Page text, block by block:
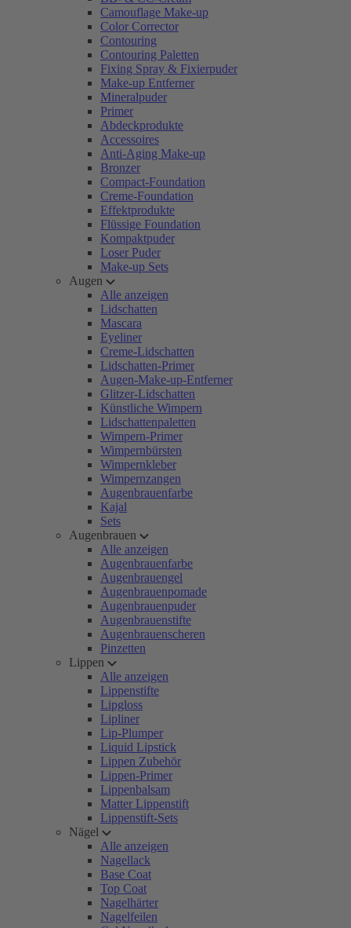
Camouflage Make-up
Color Corrector
Contouring
Contouring Paletten
Fixing Spray & Fixierpuder
Make-up Entferner
Mineralpuder
Primer
Abdeckprodukte
Accessoires
Anti-Aging Make-up
Bronzer
Compact-Foundation
Creme-Foundation
Effektprodukte
Flüssige Foundation
Kompaktpuder
Loser Puder
Make-up Sets
Augen
Alle anzeigen
Lidschatten
Mascara
Eyeliner
Creme-Lidschatten
Lidschatten-Primer
Augen-Make-up-Entferner
Glitzer-Lidschatten
Künstliche Wimpern
Lidschattenpaletten
Wimpern-Primer
Wimpernbürsten
Wimpernkleber
Wimpernzangen
Augenbrauenfarbe
Kajal
Sets
Augenbrauen
Alle anzeigen
Augenbrauenfarbe
Augenbrauengel
Augenbrauenpomade
Augenbrauenpuder
Augenbrauenstifte
Augenbrauenscheren
Pinzetten
Lippen
Alle anzeigen
Lippenstifte
Lipgloss
Lipliner
Lip-Plumper
Liquid Lipstick
Lippen Zubehör
Lippen-Primer
Lippenbalsam
Matter Lippenstift
Lippenstift-Sets
Nägel
Alle anzeigen
Nagellack
Base Coat
Top Coat
Nagelhärter
Nagelfeilen